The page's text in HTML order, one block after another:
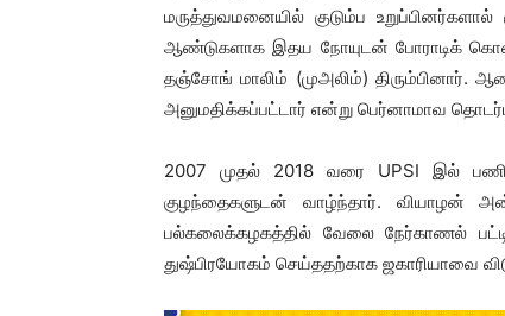
மருத்துவமனையில் குடும்ப
ஆண்டுகளாக இதய நோயுடன் போராடிக்
தஞ்சோங் மாலிம் (முஅலிம்) திரும்பினார்.
அனுமதிக்கப்பட்டார் என்று பெர்னாமாவ
2007 முதல் 2018 வரை UPSI இல்
குழந்தைகளுடன் வாழ்ந்தார். வியாழன்
பல்கலைக்கழகத்தில் வேலை நேர்காணல்
துஷ்பிரயோகம் செய்ததற்காக ஜகாரியாவை